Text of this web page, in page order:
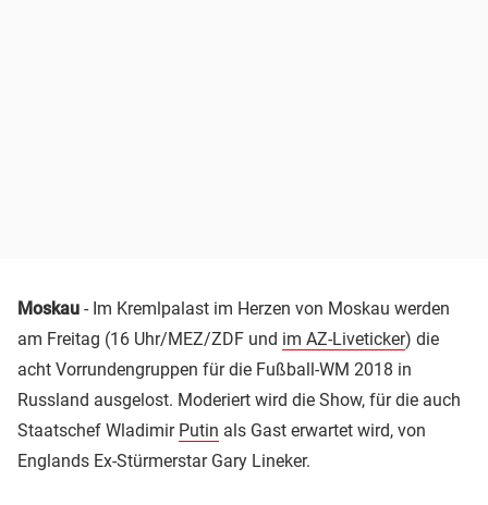
Moskau - Im Kremlpalast im Herzen von Moskau werden
am Freitag (16 Uhr/MEZ/ZDF und im AZ-Liveticker) die
acht Vorrundengruppen für die Fußball-WM 2018 in
Russland ausgelost. Moderiert wird die Show, für die auch
Staatschef Wladimir Putin als Gast erwartet wird, von
Englands Ex-Stürmerstar Gary Lineker.